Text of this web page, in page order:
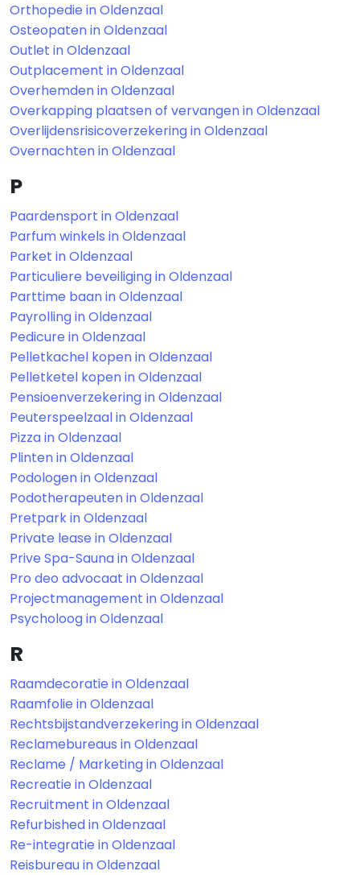
Orthopedie in Oldenzaal
Osteopaten in Oldenzaal
Outlet in Oldenzaal
Outplacement in Oldenzaal
Overhemden in Oldenzaal
Overkapping plaatsen of vervangen in Oldenzaal
Overlijdensrisicoverzekering in Oldenzaal
Overnachten in Oldenzaal
P
Paardensport in Oldenzaal
Parfum winkels in Oldenzaal
Parket in Oldenzaal
Particuliere beveiliging in Oldenzaal
Parttime baan in Oldenzaal
Payrolling in Oldenzaal
Pedicure in Oldenzaal
Pelletkachel kopen in Oldenzaal
Pelletketel kopen in Oldenzaal
Pensioenverzekering in Oldenzaal
Peuterspeelzaal in Oldenzaal
Pizza in Oldenzaal
Plinten in Oldenzaal
Podologen in Oldenzaal
Podotherapeuten in Oldenzaal
Pretpark in Oldenzaal
Private lease in Oldenzaal
Prive Spa-Sauna in Oldenzaal
Pro deo advocaat in Oldenzaal
Projectmanagement in Oldenzaal
Psycholoog in Oldenzaal
R
Raamdecoratie in Oldenzaal
Raamfolie in Oldenzaal
Rechtsbijstandverzekering in Oldenzaal
Reclamebureaus in Oldenzaal
Reclame / Marketing in Oldenzaal
Recreatie in Oldenzaal
Recruitment in Oldenzaal
Refurbished in Oldenzaal
Re-integratie in Oldenzaal
Reisbureau in Oldenzaal